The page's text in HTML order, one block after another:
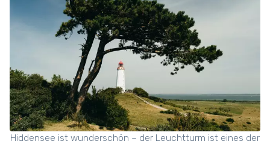
Hiddensee ist wunderschön – der Leuchtturm ist eines der